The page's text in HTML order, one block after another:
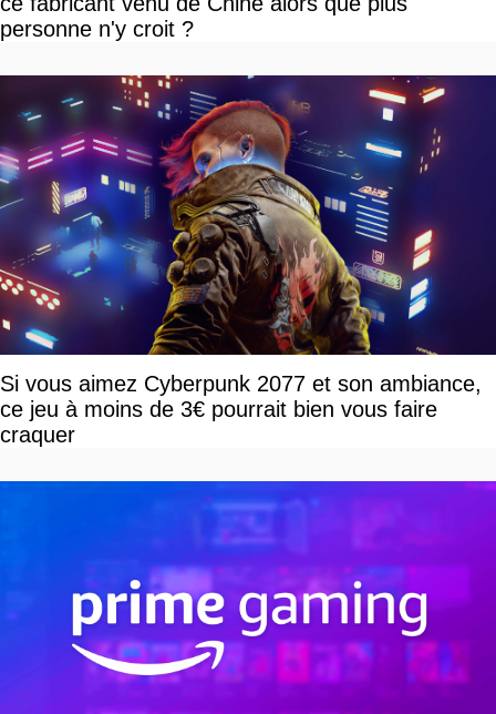
personne n'y croit ?
Si vous aimez Cyberpunk 2077 et son ambiance,
ce jeu à moins de 3€ pourrait bien vous faire
craquer